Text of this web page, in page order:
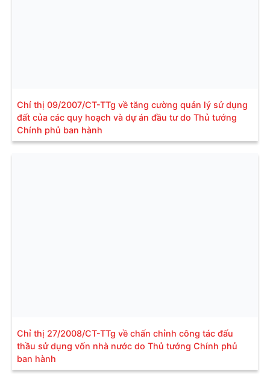
Chỉ thị 09/2007/CT-TTg về tăng cường quản lý sử dụng
đất của các quy hoạch và dự án đầu tư do Thủ tướng
Chính phủ ban hành
Chỉ thị 27/2008/CT-TTg về chấn chỉnh công tác đấu
thầu sử dụng vốn nhà nước do Thủ tướng Chính phủ
ban hành